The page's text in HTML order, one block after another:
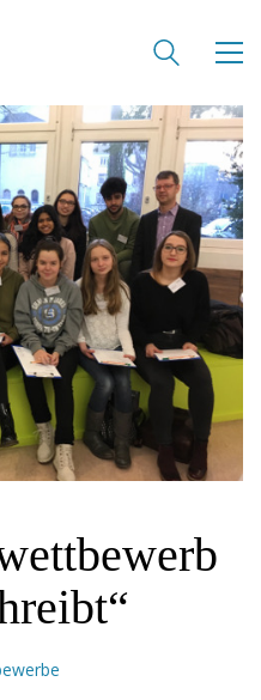
Jonas Lehmann
– 14:00 Uhr
– 369 44
– 335 25
frankfurt.de
8-10
am Main
Uhr
36869